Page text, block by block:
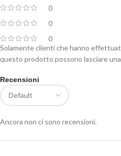
0
0
0
Recensioni
Ancora non ci sono recensioni.
Solamente clienti che hanno
questo prodotto possono lasciare